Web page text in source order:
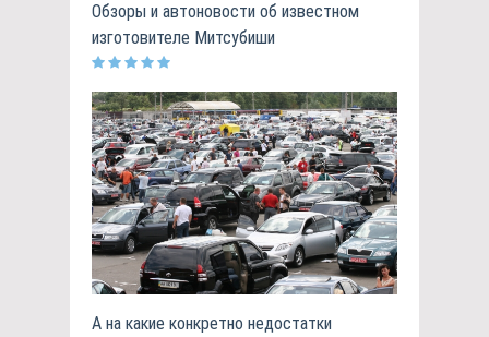
Обзоры и автоновости об известном
изготовителе Митсубиши
А на какие конкретно недостатки